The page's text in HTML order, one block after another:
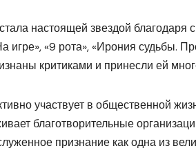
настоящей звездой благодаря
игре», «9 рота», «Ирония судьбы.
критиками и принесли ей
участвует в общественной
благотворительные
признание как одна из